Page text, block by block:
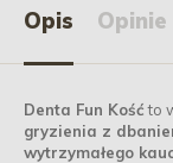
Opis Opinie
Denta Fun Kośćto
gryzienia z
wytrzymałego